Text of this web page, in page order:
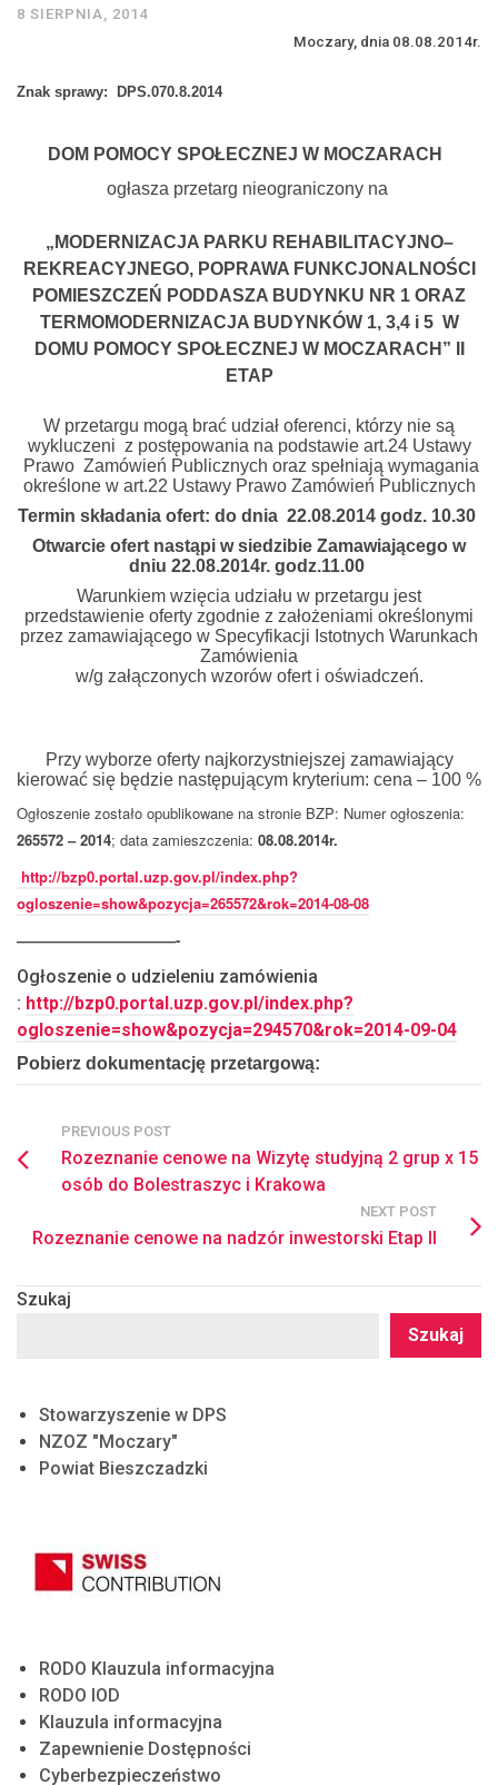
8 SIERPNIA, 2014
Moczary, dnia 08.08.2014r.
Znak sprawy: DPS.070.8.2014
DOM POMOCY SPOŁECZNEJ W MOCZARACH
ogłasza przetarg nieograniczony na
„MODERNIZACJA PARKU REHABILITACYJNO–
REKREACYJNEGO, POPRAWA FUNKCJONALNOŚCI
POMIESZCZEŃ PODDASZA BUDYNKU NR 1 ORAZ
TERMOMODERNIZACJA BUDYNKÓW 1, 3,4 i 5 W
DOMU POMOCY SPOŁECZNEJ W MOCZARACH” II
ETAP
W przetargu mogą brać udział oferenci, którzy nie są
wykluczeni z postępowania na podstawie art.24 Ustawy
Prawo Zamówień Publicznych oraz spełniają wymagania
określone w art.22 Ustawy Prawo Zamówień Publicznych
Termin składania ofert: do dnia 22.08.2014 godz. 10.30
Otwarcie ofert nastąpi w siedzibie Zamawiającego w
dniu 22.08.2014r. godz.11.00
Warunkiem wzięcia udziału w przetargu jest
przedstawienie oferty zgodnie z założeniami określonymi
przez zamawiającego w Specyfikacji Istotnych Warunkach
Zamówienia
w/g załączonych wzorów ofert i oświadczeń.
Przy wyborze oferty najkorzystniejszej zamawiający
kierować się będzie następującym kryterium: cena – 100 %
Ogłoszenie zostało opublikowane na stronie BZP: Numer ogłoszenia:
265572 – 2014; data zamieszczenia: 08.08.2014r.
http://bzp0.portal.uzp.gov.pl/index.php?
ogloszenie=show&pozycja=265572&rok=2014-08-08
———————————-
Ogłoszenie o udzieleniu zamówienia
: http://bzp0.portal.uzp.gov.pl/index.php?
ogloszenie=show&pozycja=294570&rok=2014-09-04
Pobierz dokumentację przetargową:
PREVIOUS POST
Rozeznanie cenowe na Wizytę studyjną 2 grup x 15
osób do Bolestraszyc i Krakowa
NEXT POST
Rozeznanie cenowe na nadzór inwestorski Etap II
Szukaj
Szukaj
Stowarzyszenie w DPS
NZOZ "Moczary"
Powiat Bieszczadzki
RODO Klauzula informacyjna
RODO IOD
Klauzula informacyjna
Zapewnienie Dostępności
Cyberbezpieczeństwo